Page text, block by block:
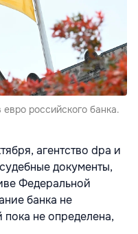
российского банка.
агентство dpa и
документы,
Федеральной
банка не
не определена,